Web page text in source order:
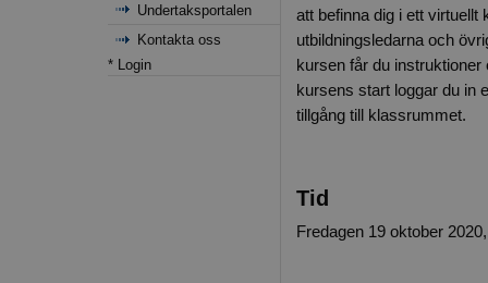
att befinna dig i ett
utbildningsledarna och
kursen får du instruktioner
kursens start loggar du in
tillgång till klassrummet.
Tid
Fredagen 19 oktober
Undertaksportalen
Kontakta oss
* Login